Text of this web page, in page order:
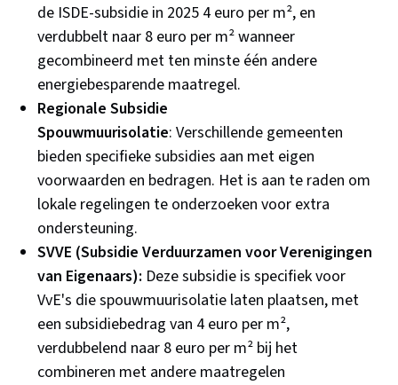
de ISDE-subsidie in 2025 4 euro per m², en
verdubbelt naar 8 euro per m² wanneer
gecombineerd met ten minste één andere
energiebesparende maatregel.
Regionale Subsidie
Spouwmuurisolatie: Verschillende gemeenten
bieden specifieke subsidies aan met eigen
voorwaarden en bedragen. Het is aan te raden om
lokale regelingen te onderzoeken voor extra
ondersteuning.
SVVE (Subsidie Verduurzamen voor Verenigingen
van Eigenaars): Deze subsidie is specifiek voor
VvE's die spouwmuurisolatie laten plaatsen, met
een subsidiebedrag van 4 euro per m²,
verdubbelend naar 8 euro per m² bij het
combineren met andere maatregelen